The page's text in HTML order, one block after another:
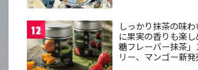
12
しっかり抹茶の味
に果実の香りも楽
糖フレーバー抹茶
リー、マンゴー新発